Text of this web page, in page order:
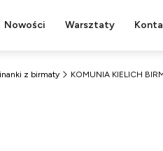
Nowości Warsztaty
z birmaty KOMUNIA KIELICH